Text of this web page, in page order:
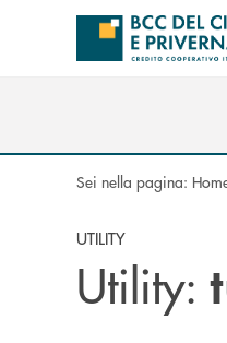
Salta al contenuto
Sei nella pagina:
UTILITY
Utility: